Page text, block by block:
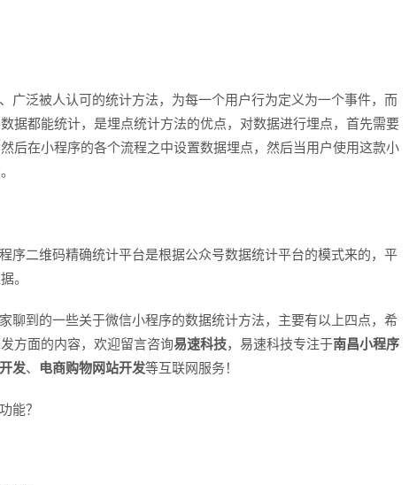
泛被人认可的统计方法，为每一个用户行为定义为一个事件，而
据都能统计，是埋点统计方法的优点，对数据进行埋点，首先需要
后在小程序的各个流程之中设置数据埋点，然后当用户使用这款小
二维码精确统计平台是根据公众号数据统计平台的模式来的，平
。
聊到的一些关于微信小程序的数据统计方法，主要有以上四点，希
方面的内容，欢迎留言咨询易速科技，易速科技专注于南昌小程序
发、 电商购物网站开发等互联网服务！
功能？